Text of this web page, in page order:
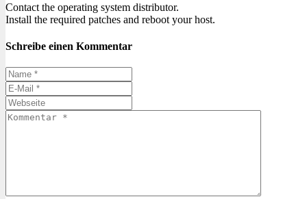
Contact the operating system distributor.
Install the required patches and reboot your host.
Schreibe einen Kommentar